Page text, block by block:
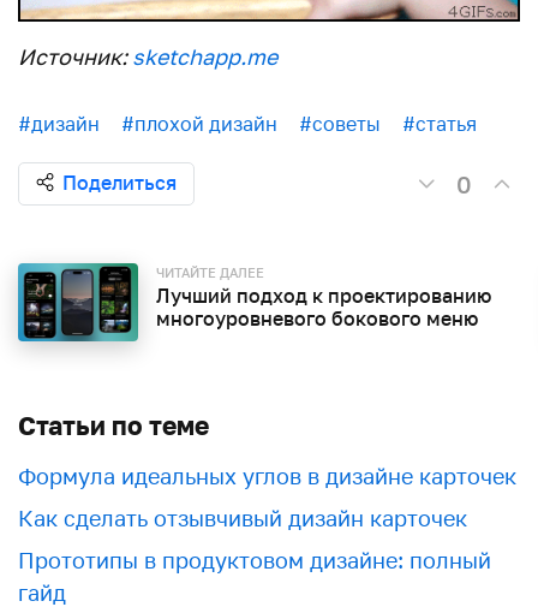
Источник:sketchapp.me
#дизайн #плохой дизайн #советы #статья
Поделиться 0
ЧИТАЙТЕ ДАЛЕЕ
Лучший подход к проектированию
многоуровневого бокового меню
Статьи по теме
Формула идеальных углов в дизайне карточек
Как сделать отзывчивый дизайн карточек
Прототипы в продуктовом дизайне: полный
гайд